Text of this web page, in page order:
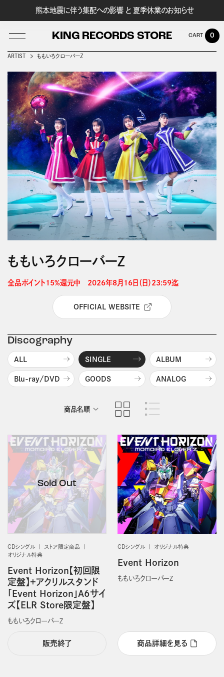
熊本地震に伴う集配への影響 と 夏季休業のお知らせ
KING RECORDS STORE
LOG IN
0
ARTIST ももいろクローバーＺ
ももいろクローバーＺ
全品ポイント15%還元中　2026年8月16日（日）23:59迄
OFFICIAL WEBSITE
Discography
ALL SINGLE ALBUM
Blu-ray/DVD GOODS ANALOG
商品名順
CDシングル
ストア限定商品
オリジナル特典
Event Horizon【初回限
定盤】＋アクリルスタンド
「Event Horizon」A6サイ
ズ【ELR Store限定盤】
ももいろクローバーＺ
販売終了
CDシングル オリジナル特典
Event Horizon
ももいろクローバーＺ
商品詳細を見る